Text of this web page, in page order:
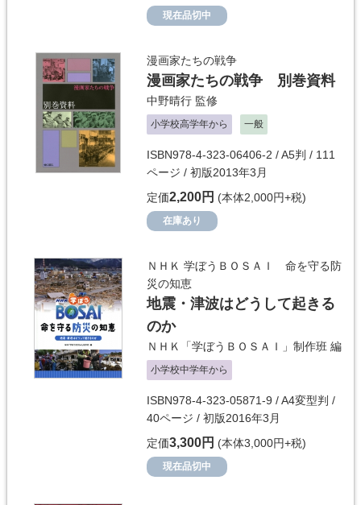
現在品切中
漫画家たちの戦争
漫画家たちの戦争 別巻資料
中野晴行 監修
小学校高学年から 一般
ISBN978-4-323-06406-2 / A5判 / 111
ページ / 初版2013年3月
定価2,200円 (本体2,000円+税)
在庫あり
ＮＨＫ 学ぼうＢＯＳＡＩ 命を守る防
災の知恵
地震・津波はどうして起きる
のか
ＮＨＫ「学ぼうＢＯＳＡＩ」制作班 編
小学校中学年から
ISBN978-4-323-05871-9 / A4変型判 /
40ページ / 初版2016年3月
定価3,300円 (本体3,000円+税)
現在品切中